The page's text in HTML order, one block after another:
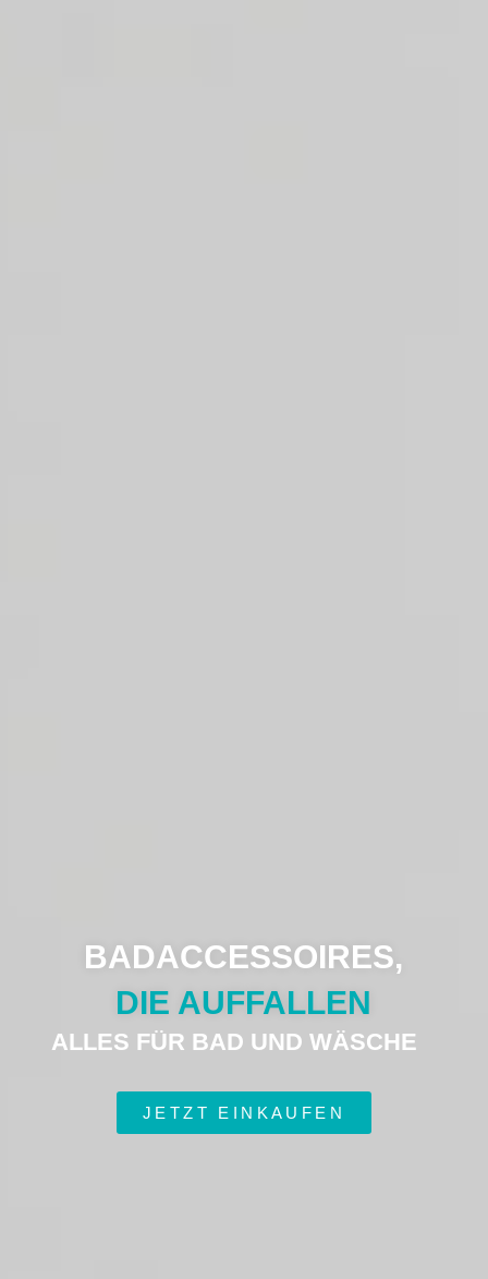
BADACCESSOIRES,
DIE AUFFALLEN
ALLES FÜR BAD UND WÄSCHE
JETZT EINKAUFEN